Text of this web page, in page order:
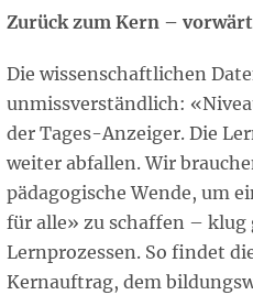
Zurück zum Kern –
Die wissenschaftlichen
unmissverständlich:
der Tages-Anzeiger. Die
weiter abfallen. Wir
pädagogische Wende, um
für alle» zu schaffen –
Lernprozessen. So findet
Kernauftrag, dem